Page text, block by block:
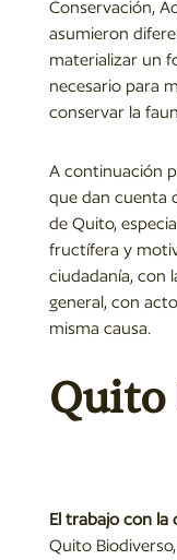
Conservación,
asumieron
materializar un
necesario para
conservar la
A continuación
que dan cuenta
de Quito,
fructífera y
ciudadanía, con
general, con
misma causa.
El trabajo con la
Quito